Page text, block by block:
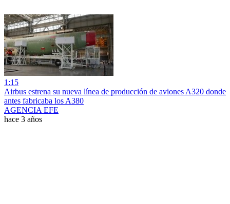
1:15
Airbus estrena su nueva línea de producción de aviones A320 donde
antes fabricaba los A380
AGENCIA EFE
hace 3 años